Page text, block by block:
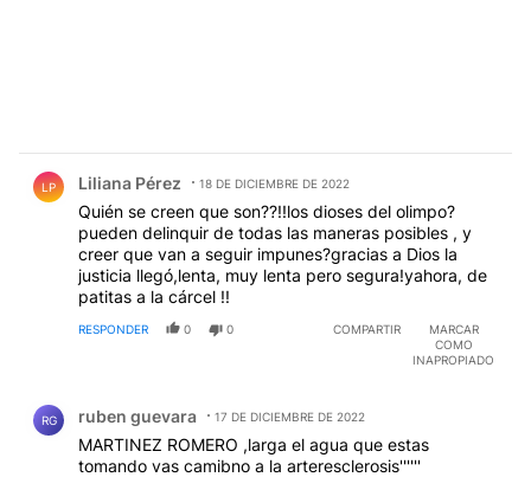
LP Liliana Pérez 18 DE DICIEMBRE DE 2022
Quién se creen que son??!!los dioses del olimpo?
pueden delinquir de todas las maneras posibles , y
creer que van a seguir impunes?gracias a Dios la
justicia llegó,lenta, muy lenta pero segura!yahora, de
patitas a la cárcel !!
RESPONDER 0 0 COMPARTIR
MARCAR
COMO
INAPROPIADO
RG ruben guevara 17 DE DICIEMBRE DE 2022
MARTINEZ ROMERO ,larga el agua que estas
tomando vas camibno a la arteresclerosis''''''